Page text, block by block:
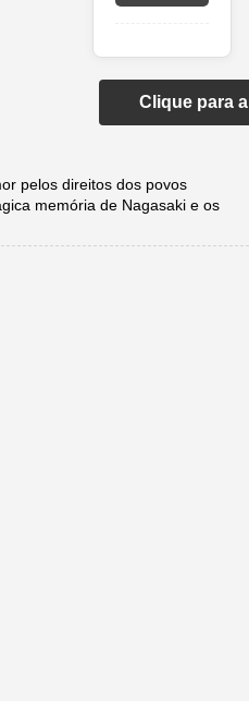
Clique para
pelos direitos dos povos
memória de Nagasaki e os